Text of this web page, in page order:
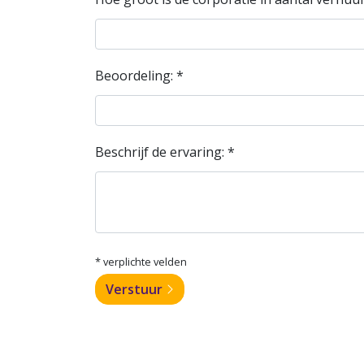
Beoordeling: *
Beschrijf de ervaring: *
* verplichte velden
Verstuur